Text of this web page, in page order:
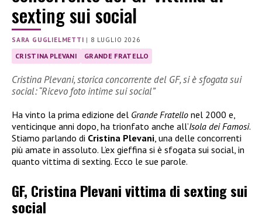
sexting sui social
SARA GUGLIELMETTI | 8 LUGLIO 2026
CRISTINA PLEVANI GRANDE FRATELLO
Cristina Plevani, storica concorrente del GF, si è sfogata sui
social: “Ricevo foto intime sui social”
Ha vinto la prima edizione del Grande Fratello nel 2000 e,
venticinque anni dopo, ha trionfato anche all’Isola dei Famosi.
Stiamo parlando di Cristina Plevani , una delle concorrenti
più amate in assoluto. L’ex gieffina si è sfogata sui social, in
quanto vittima di sexting. Ecco le sue parole.
GF, Cristina Plevani vittima di sexting sui
social